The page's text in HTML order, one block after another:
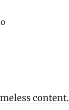
content.